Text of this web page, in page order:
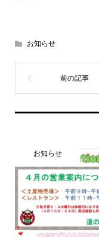
お知らせ
お知らせ